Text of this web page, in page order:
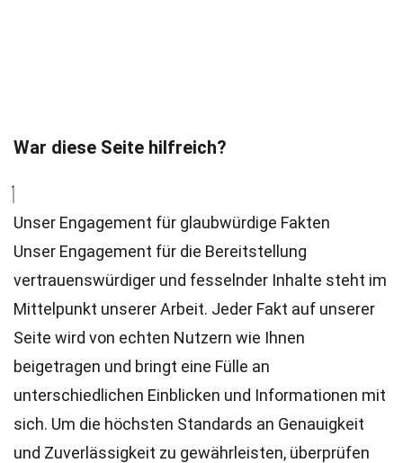
War diese Seite hilfreich?
Unser Engagement für glaubwürdige Fakten
Unser Engagement für die Bereitstellung
vertrauenswürdiger und fesselnder Inhalte steht im
Mittelpunkt unserer Arbeit. Jeder Fakt auf unserer
Seite wird von echten Nutzern wie Ihnen
beigetragen und bringt eine Fülle an
unterschiedlichen Einblicken und Informationen mit
sich. Um die höchsten Standards an Genauigkeit
und Zuverlässigkeit zu gewährleisten, überprüfen